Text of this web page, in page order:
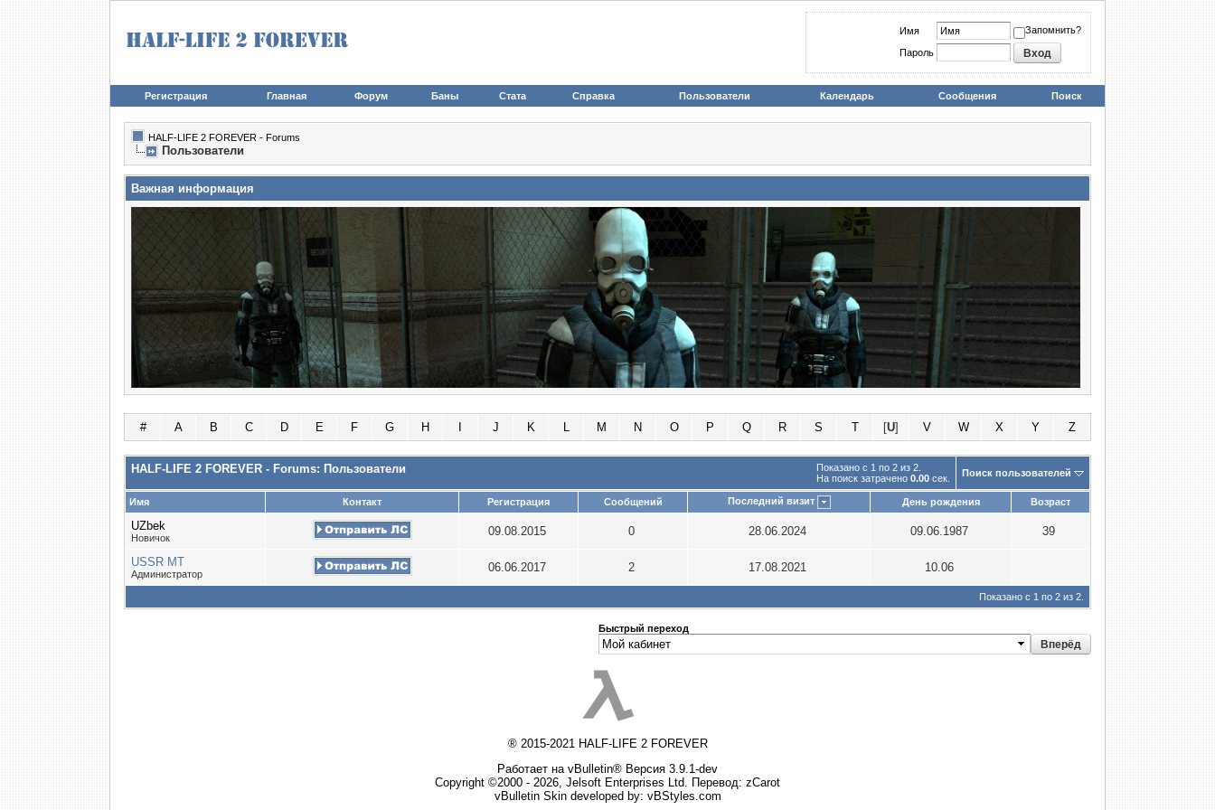
Имя Запомнить?
Пароль
Регистрация Главная Форум Баны Стата Справка Пользователи Календарь Сообщения Поиск
HALF-LIFE 2 FOREVER - Forums
Пользователи
Важная информация
# A B C D E F G H J K L M N O P Q R S T [U] V W X Y Z
Показано с 1 по 2 из 2.
На поиск затрачено 0.00 сек.
HALF-LIFE 2 FOREVER - Forums: Пользователи Поиск пользователей
Имя Контакт Регистрация Сообщений Последний визит День рождения Возраст
UZbek
Новичок 09.08.2015 0 28.06.2024 09.06.1987 39
USSR MT
Администратор 06.06.2017 2 17.08.2021 10.06
Показано с 1 по 2 из 2.
Быстрый переход
® 2015-2021 HALF-LIFE 2 FOREVER
Работает на vBulletin® Версия 3.9.1-dev
Copyright ©2000 - 2026, Jelsoft Enterprises Ltd. Перевод: zCarot
vBulletin Skin developed by: vBStyles.com